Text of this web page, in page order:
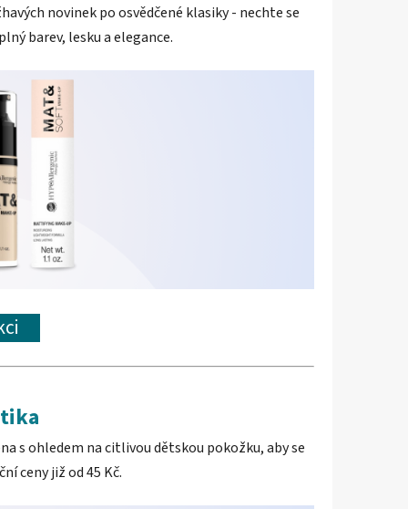
novinek po osvědčené klasiky - nechte se
barev, lesku a elegance.
s ohledem na citlivou dětskou pokožku, aby se
ceny již od 45 Kč.